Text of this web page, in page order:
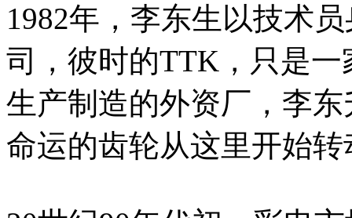
1982年，李东生以技术
司，彼时的TTK，只是
生产制造的外资厂，李
命运的齿轮从这里开始转